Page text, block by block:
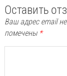
Оставить
Ваш адрес email
помечены *